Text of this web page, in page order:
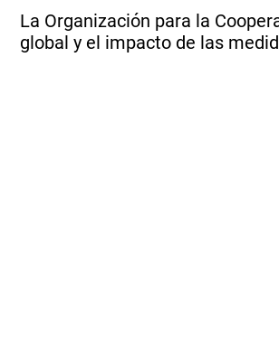
La Organización para la
global y el impacto de las